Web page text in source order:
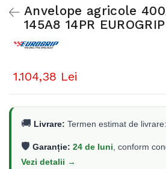
Anvelope agricole
145A8 14PR
1.104,38 Lei
🚚 Livrare: Termen estimat de livrare:
🛡️ Garanție: 24 de luni , conform
Vezi detalii →